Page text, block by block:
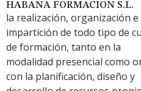
HABANA FORMACION S.L.
la realización, organización e
impartición de todo tipo de
de formación, tanto en la
modalidad presencial como
con la planificación, diseño y